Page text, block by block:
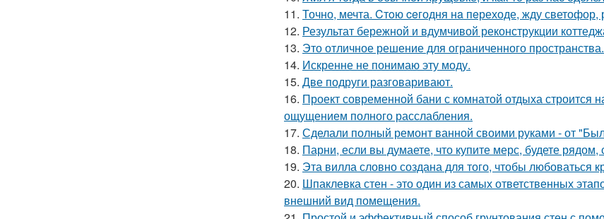
11. Точно, мечта. Cтoю ceгодня нa пeреходе, жду
12. Результат бережной и вдумчивой реконструкции
13. Это отличное решение для ограниченного пространства.
14. Искренне не понимаю эту моду.
15. Две подруги разговаривают.
16. Проект современной бани с комнатой отдыха строится
ощущением полного расслабления.
17. Сделали полный ремонт ванной своими руками - от
18. Парни, если вы думаете, что купите мерс, будете
19. Эта вилла словно создана для того, чтобы любоваться
20. Шпаклевка стен - это один из самых ответственных
внешний вид помещения.